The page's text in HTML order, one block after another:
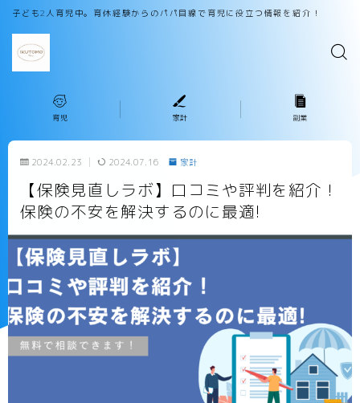
子ども2人育児中。育休経験からのパパ目線で育児に役立つ情報を紹介！
育児 家計 副業
2024.02.23 2024.07.16 家計
【保険見直しラボ】口コミや評判を紹介！
保険の不安を解決するのに最適!